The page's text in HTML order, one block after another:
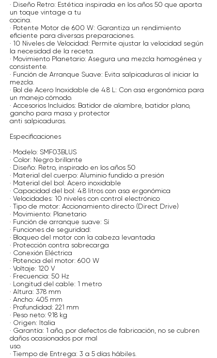
· Diseño Retro: Estética inspirada en los años 50 que aporta
un toque vintage a tu
cocina.
· Potente Motor de 600 W: Garantiza un rendimiento
eficiente para diversas preparaciones.
· 10 Niveles de Velocidad: Permite ajustar la velocidad según
la necesidad de la receta.
· Movimiento Planetario: Asegura una mezcla homogénea y
consistente.
· Función de Arranque Suave: Evita salpicaduras al iniciar la
mezcla.
· Bol de Acero Inoxidable de 4.8 L: Con asa ergonómica para
un manejo cómodo.
· Accesorios Incluidos: Batidor de alambre, batidor plano,
gancho para masa y protector
anti salpicaduras.
Especificaciones
· Modelo: SMF03BLUS
· Color: Negro brillante
· Diseño: Retro, inspirado en los años 50
· Material del cuerpo: Aluminio fundido a presión
· Material del bol: Acero inoxidable
· Capacidad del bol: 4.8 litros con asa ergonómica
· Velocidades: 10 niveles con control electrónico
· Tipo de motor: Accionamiento directo (Direct Drive)
· Movimiento: Planetario
· Función de arranque suave: Sí
· Funciones de seguridad:
· Bloqueo del motor con la cabeza levantada
· Protección contra sobrecarga
· Conexión Eléctrica
· Potencia del motor: 600 W
· Voltaje: 120 V
· Frecuencia: 50 Hz
· Longitud del cable: 1 metro
· Altura: 378 mm
· Ancho: 405 mm
· Profundidad: 221 mm
· Peso neto: 9.18 kg
· Origen: Italia
· Garantía: 1 año, por defectos de fabricación, no se cubren
daños ocasionados por mal
uso.
· Tiempo de Entrega: 3 a 5 días hábiles.